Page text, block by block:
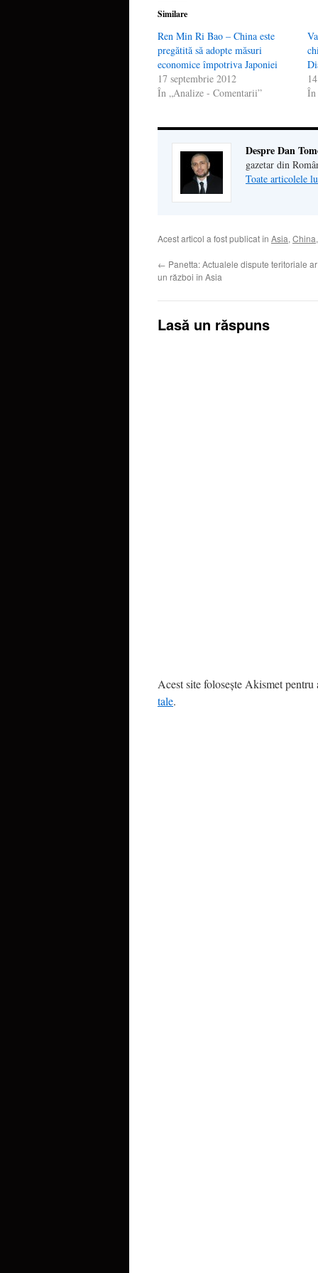
Similare
Ren Min Ri Bao – China este
pregătită să adopte măsuri
economice împotriva Japoniei
17 septembrie 2012
În „Analize - Comentarii”
În
Despre Dan
gazetar din
Toate articolele
Acest articol a fost publicat în Asia, China,
← Panetta: Actualele dispute teritoriale
un război în Asia
Lasă un răspuns
Acest site folosește Akismet pentru
tale.